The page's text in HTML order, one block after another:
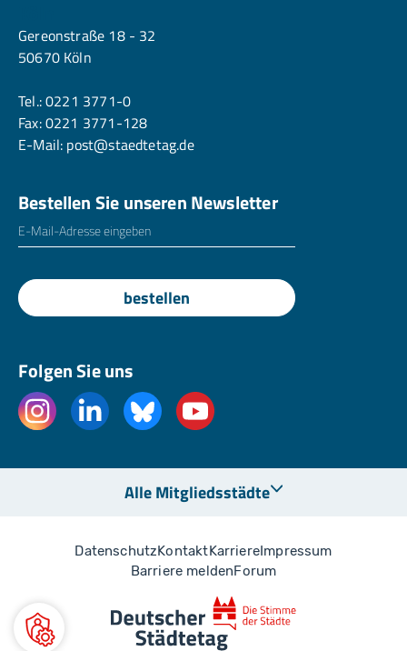
Gereonstraße 18 - 32
50670 Köln
Tel.:0221 3771-0
Fax: 0221 3771-128
E-Mail: post@staedtetag.de
Bestellen Sie unseren Newsletter
E-Mailadresse
bestellen
Folgen Sie uns
Alle Mitgliedsstädte
DatenschutzKontaktKarriereImpressum
Barriere meldenForum